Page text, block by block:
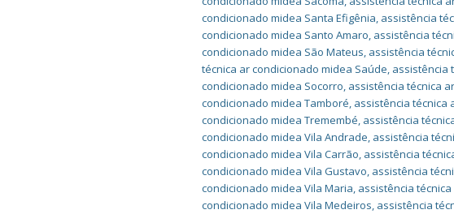
condicionado midea Santa Efigênia, assistência
condicionado midea Santo Amaro, assistência
condicionado midea São Mateus, assistência
técnica ar condicionado midea Saúde, assistência
condicionado midea Socorro, assistência técnica
condicionado midea Tamboré, assistência técnica
condicionado midea Tremembé, assistência
condicionado midea Vila Andrade, assistência
condicionado midea Vila Carrão, assistência
condicionado midea Vila Gustavo, assistência
condicionado midea Vila Maria, assistência
condicionado midea Vila Medeiros, assistência